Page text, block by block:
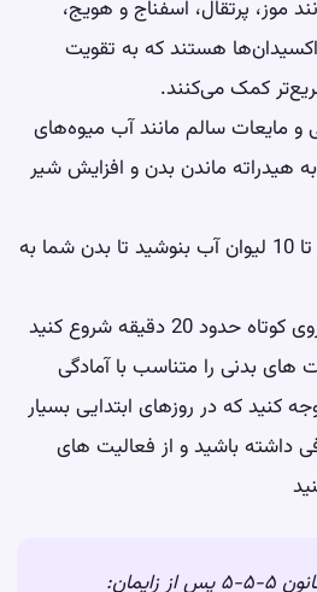
موز، پرتقال، اسفناج و هویج،
هستند که به تقویت
کمک می‌کنند.
مایعات سالم مانند آب میوه‌های
هیدراته ماندن بدن و افزایش شیر
سعی کنید روزانه حداقل 8 تا 10 لیوان آب بنوشید تا بدن شما به
برای شروع ورزش از پیاده روی کوتاه حدود 20 دقیقه شروع کنید
بدنی را متناسب با آمادگی
کنید که در روزهای ابتدایی بسیار
داشته باشید و از فعالیت های
بیشتر مطالعه کنید: قانون ۵-۵-۵ پس از زایمان: